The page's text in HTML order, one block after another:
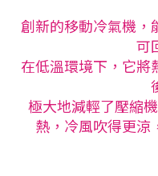
創新的移動冷氣機，
可
在低溫環境下，它將
極大地減輕了壓縮
熱，冷風吹得更涼